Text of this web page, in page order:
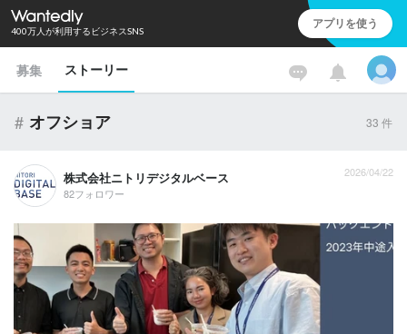
400万人が利用するビジネスSNS アプリを使う
募集 ストーリー
# オフショア 33 件
株式会社ニトリデジタルベース
82フォロワー
2026/04/22